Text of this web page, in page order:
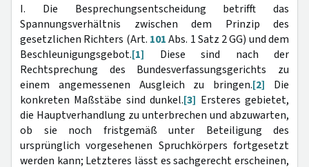
I. Die Besprechungsentscheidung betrifft das
Spannungsverhältnis zwischen dem Prinzip des
gesetzlichen Richters (Art. 101Abs. 1 Satz 2 GG) und dem
Beschleunigungsgebot.[1] Diese sind nach der
Rechtsprechung des Bundesverfassungsgerichts zu
einem angemessenen Ausgleich zu bringen.[2] Die
konkreten Maßstäbe sind dunkel.[3] Ersteres gebietet,
die Hauptverhandlung zu unterbrechen und abzuwarten,
ob sie noch fristgemäß unter Beteiligung des
ursprünglich vorgesehenen Spruchkörpers fortgesetzt
werden kann; Letzteres lässt es sachgerecht erscheinen,